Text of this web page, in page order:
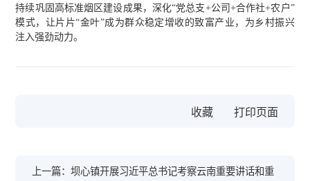
持续巩固高标准烟区建设成果，深化“党总支+公司+合作社+农户”
模式，让片片“金叶”成为群众稳定增收的致富产业，为乡村振兴
注入强劲动力。
收藏
上一篇：坝心镇开展习近平总书记考察云南重要讲话和重